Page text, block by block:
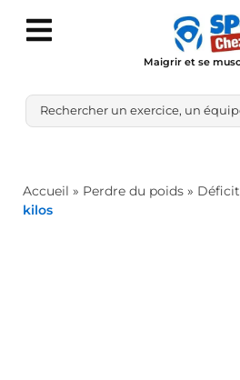
Maigrir et se
Accueil » Perdre du poids »
kilos